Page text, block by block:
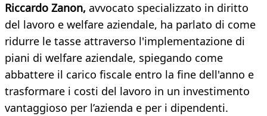
Riccardo Zanon, avvocato specializzato in diritto
del lavoro e welfare aziendale, ha parlato di come
ridurre le tasse attraverso l'implementazione di
piani di welfare aziendale, spiegando come
abbattere il carico fiscale entro la fine dell'anno e
trasformare i costi del lavoro in un investimento
vantaggioso per l’azienda e per i dipendenti.